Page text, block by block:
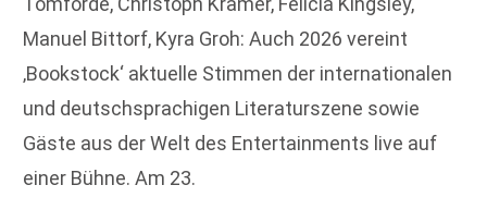
Manuel Bittorf, Kyra Groh: Auch 2026 vereint
‚Bookstock‘ aktuelle Stimmen der internationalen
und deutschsprachigen Literaturszene sowie
Gäste aus der Welt des Entertainments live auf
einer Bühne. Am 23.